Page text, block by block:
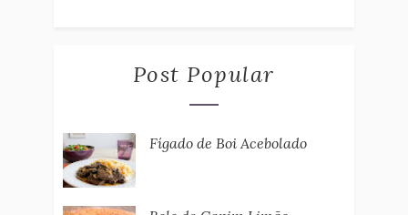
Post Popular
Fígado de Boi Acebolado